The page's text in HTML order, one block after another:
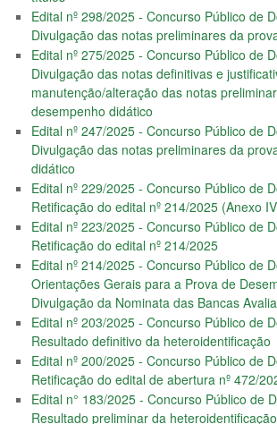
Edital nº 298/2025 - Concurso Público de
Divulgação das notas preliminares da
Edital nº 275/2025 - Concurso Público de
Divulgação das notas definitivas e
manutenção/alteração das notas
desempenho didático
Edital nº 247/2025 - Concurso Público de
Divulgação das notas preliminares da
didático
Edital nº 229/2025 - Concurso Público de
Retificação do edital nº 214/2025 (Anexo
Edital nº 223/2025 - Concurso Público de
Retificação do edital nº 214/2025
Edital nº 214/2025 - Concurso Público de
Orientações Gerais para a Prova de
Divulgação da Nominata das Bancas
Edital nº 203/2025 - Concurso Público de
Resultado definitivo da heteroidentificação
Edital nº 200/2025 - Concurso Público de
Retificação do edital de abertura nº 472/
Edital n° 183/2025 - Concurso Público de
Resultado preliminar da heteroidentificação